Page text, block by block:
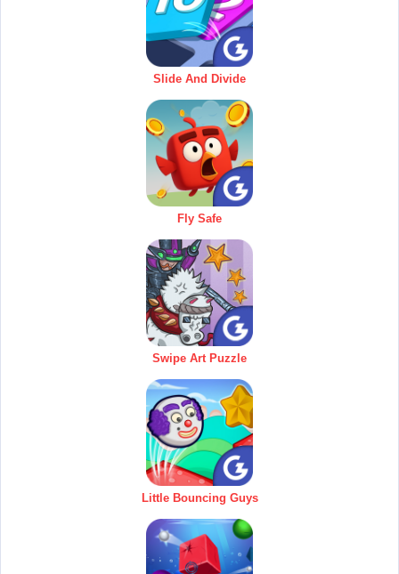
Slide And Divide
Fly Safe
Swipe Art Puzzle
Little Bouncing Guys